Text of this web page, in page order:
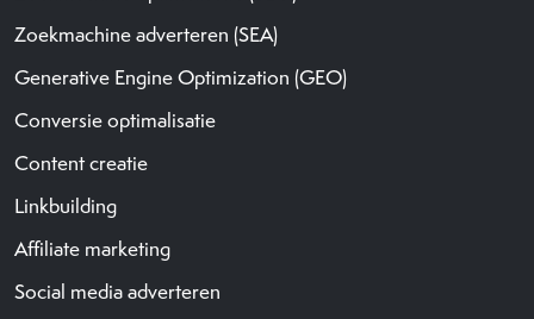
Zoekmachine adverteren (SEA)
Generative Engine Optimization (GEO)
Conversie optimalisatie
Content creatie
Linkbuilding
Affiliate marketing
Social media adverteren